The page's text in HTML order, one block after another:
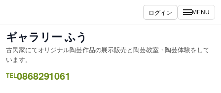
ス
キ
ッ
プ
ログイン MENU
ギャラリー ふう
古民家にてオリジナル陶芸作品の展示販売と陶芸教室・陶芸体験をして
います。
TEL0868291061